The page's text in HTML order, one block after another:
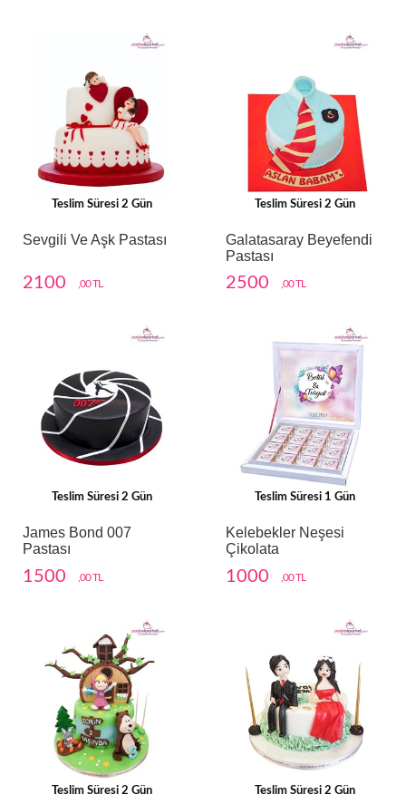
Teslim Süresi 2 Gün
Sevgili Ve Aşk Pastası
2100 ,00 TL
Teslim Süresi 2 Gün
Galatasaray Beyefendi
Pastası
2500 ,00 TL
Teslim Süresi 2 Gün
James Bond 007
Pastası
1500 ,00 TL
Teslim Süresi 1 Gün
Kelebekler Neşesi
Çikolata
1000 ,00 TL
Teslim Süresi 2 Gün Teslim Süresi 2 Gün